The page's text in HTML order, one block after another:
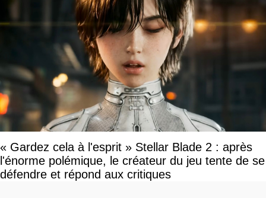
« Gardez cela à l'esprit » Stellar Blade 2 : après
l'énorme polémique, le créateur du jeu tente de se
défendre et répond aux critiques